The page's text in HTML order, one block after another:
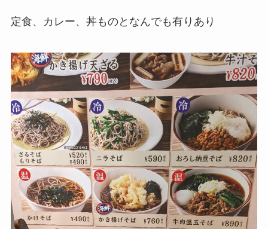
定食、カレー、丼ものとなんでも有りあり